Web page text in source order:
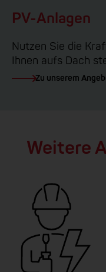
PV-Anlagen
Nutzen Sie die
Ihnen aufs Dach
Zu unserem
Weitere